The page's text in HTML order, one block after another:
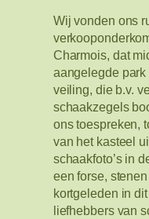
Wij vonden ons
Charmois, dat
aangelegde
veiling, die b.v.
schaakzegels
ons toespreken,
van het kasteel
schaakfoto’s in
een forse,
kortgeleden in
liefhebbers van